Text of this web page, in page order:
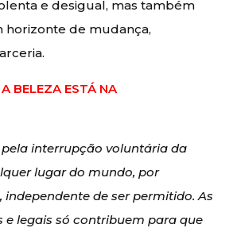
e desigual, mas também
horizonte de mudança,
BELEZA ESTÁ NA
pela interrupção voluntária da
lugar do mundo, por
independente de ser permitido. As
e legais só contribuem para que